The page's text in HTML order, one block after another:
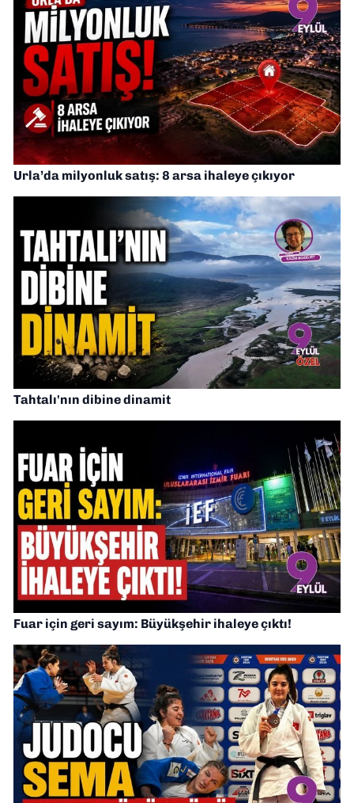
Urla’da milyonluk satış: 8 arsa ihaleye çıkıyor
Tahtalı'nın dibine dinamit
Fuar için geri sayım: Büyükşehir ihaleye çıktı!